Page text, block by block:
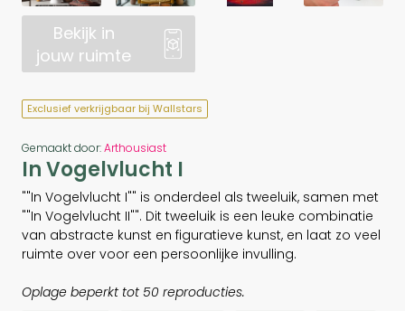
Bekijk in
jouw ruimte
Exclusief verkrijgbaar bij Wallstars
Gemaakt door:Arthousiast
In Vogelvlucht I
""In Vogelvlucht I"" is onderdeel als tweeluik, samen met
""In Vogelvlucht II"". Dit tweeluik is een leuke combinatie
van abstracte kunst en figuratieve kunst, en laat zo veel
ruimte over voor een persoonlijke invulling.
Oplage beperkt tot 50 reproducties.